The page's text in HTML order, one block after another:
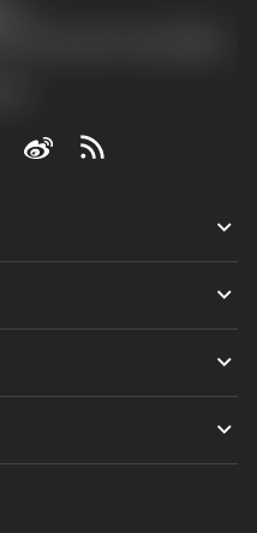
keyboard_arrow_down
keyboard_arrow_down
keyboard_arrow_down
keyboard_arrow_down